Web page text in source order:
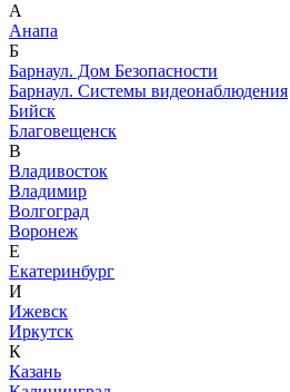
А
Анапа
Б
Барнаул. Дом Безопасности
Барнаул. Системы видеонаблюдения
Бийск
Благовещенск
В
Владивосток
Владимир
Волгоград
Воронеж
Е
Екатеринбург
И
Ижевск
Иркутск
К
Казань